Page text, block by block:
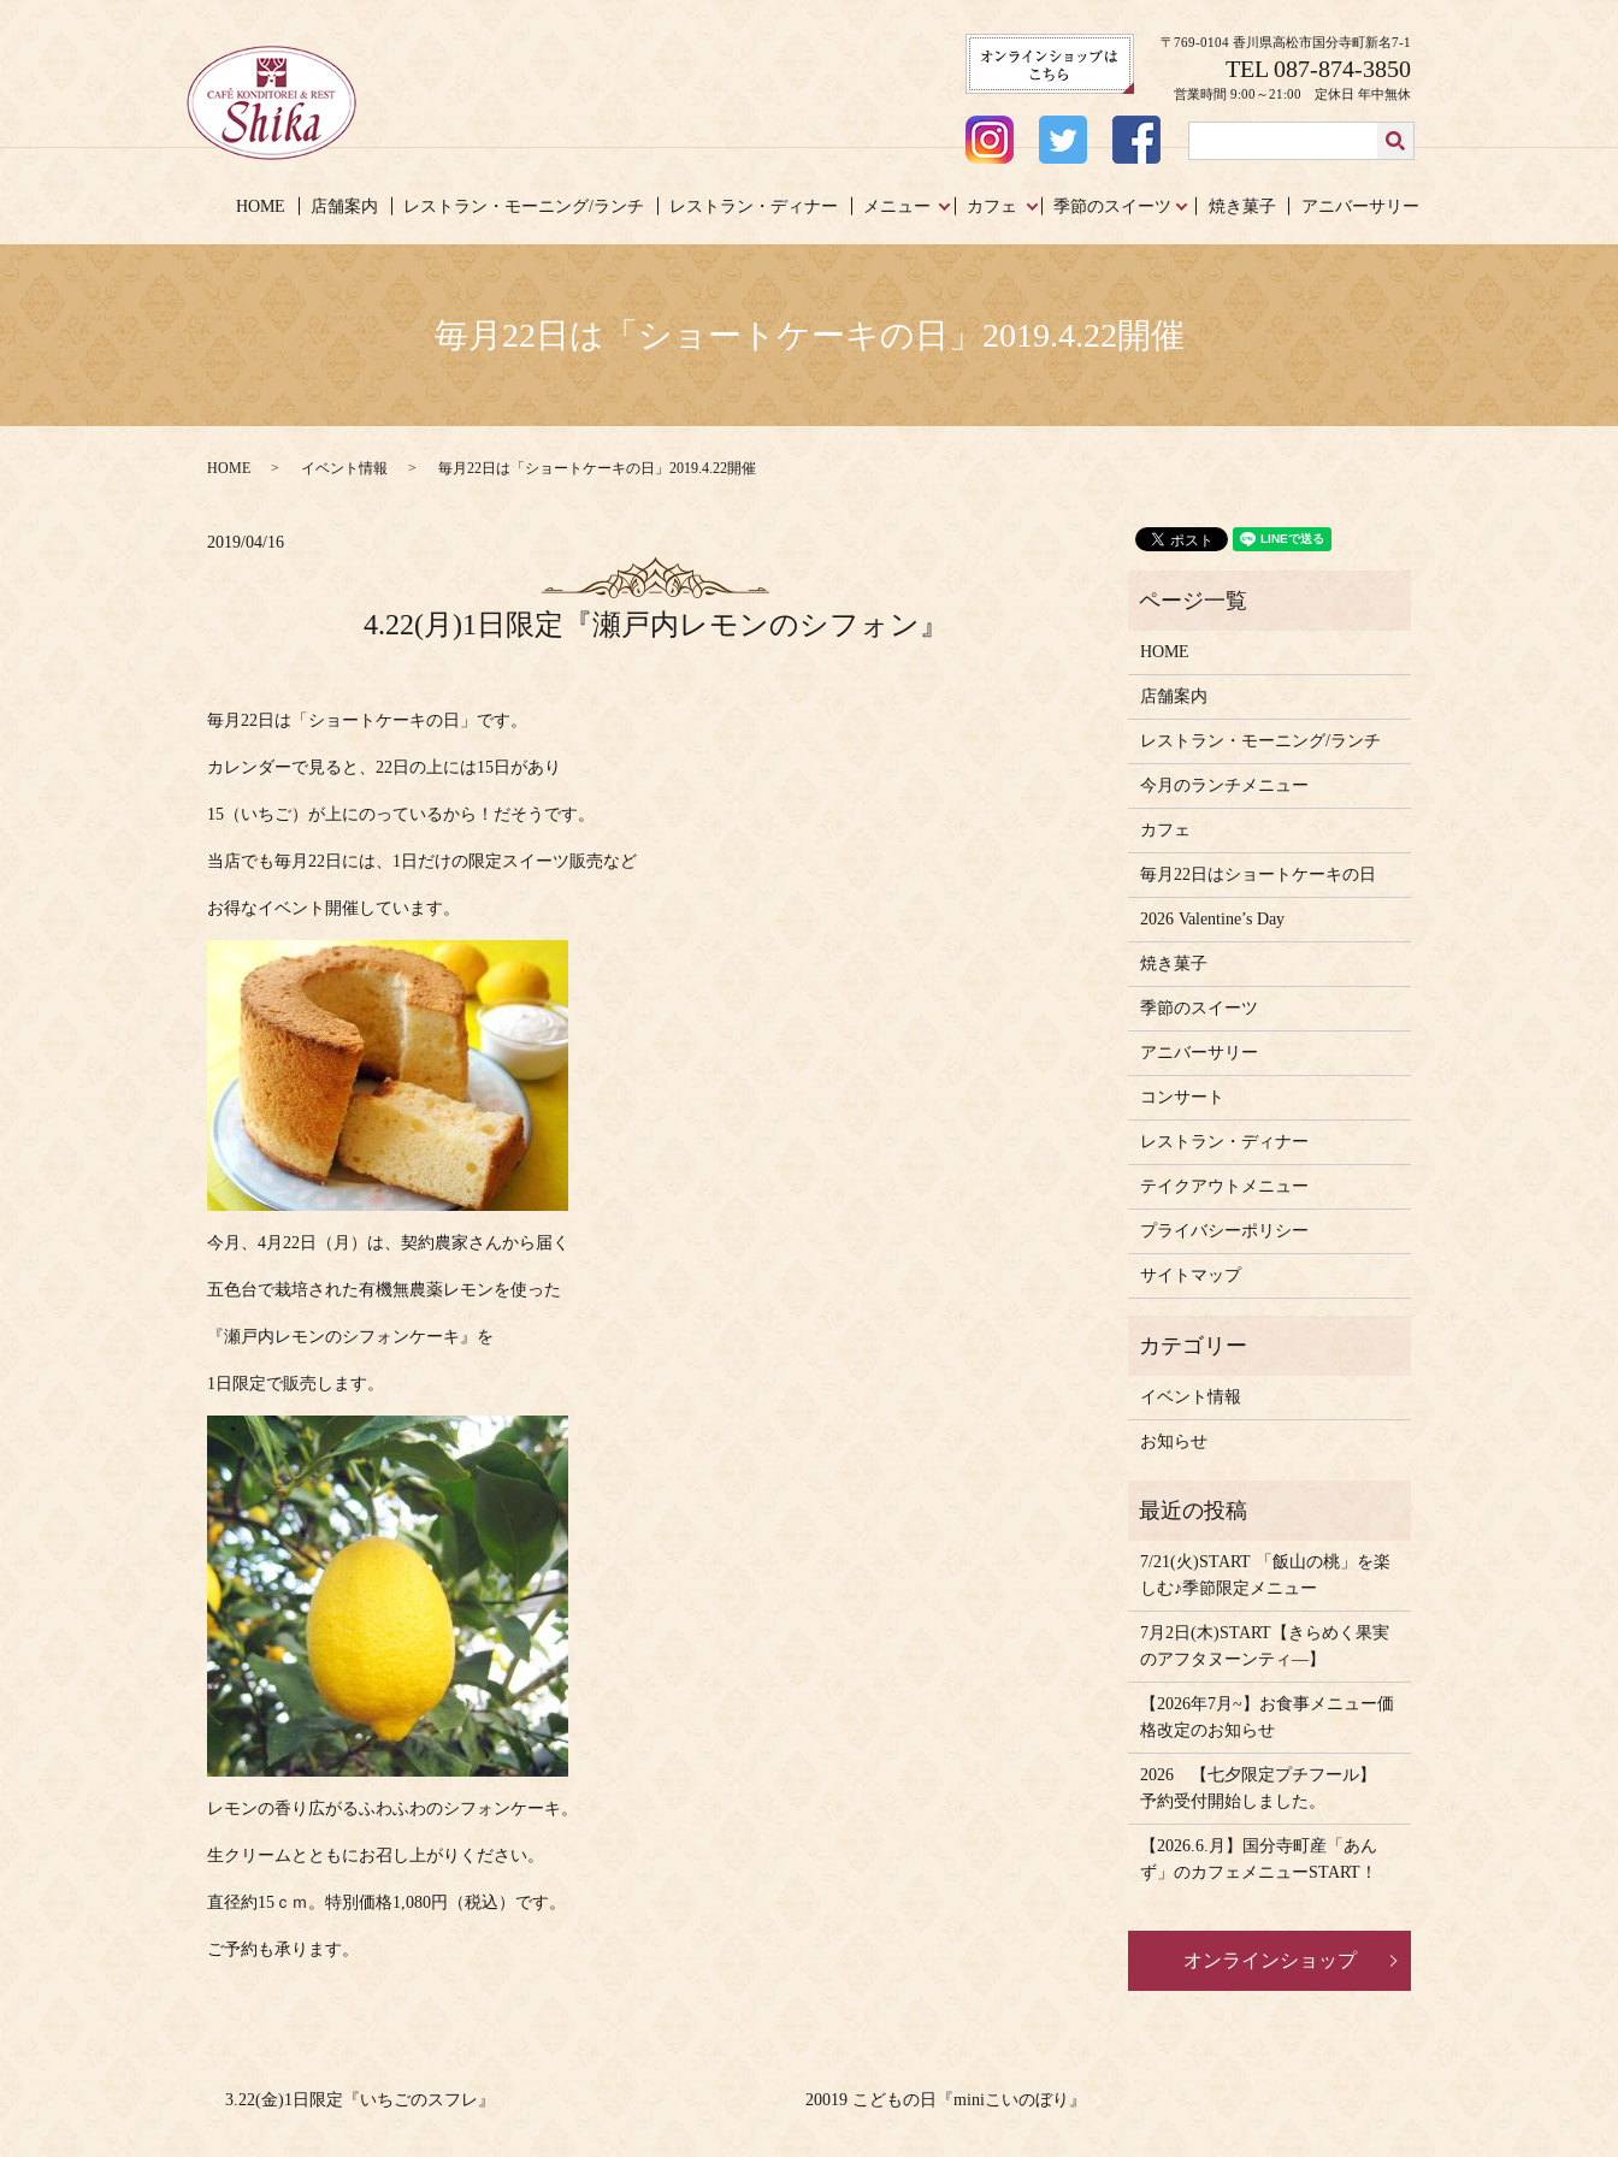
HOME 店舗案内 レストラン・モーニング/ランチ レストラン・ディナー メニュー カフェ 季節のスイーツ 焼き菓子 アニバーサリー
〒769-0104 香川県高松市国分寺町新名7-1
TEL 087-874-3850
営業時間 9:00～21:00 定休日 年中無休
毎月22日は「ショートケーキの日」2019.4.22開催
HOME イベント情報 毎月22日は「ショートケーキの日」2019.4.22開催
2019/04/16
4.22(月)1日限定『瀬戸内レモンのシフォン』
毎月22日は「ショートケーキの日」です。
カレンダーで見ると、22日の上には15日があり
15（いちご）が上にのっているから！だそうです。
当店でも毎月22日には、1日だけの限定スイーツ販売など
お得なイベント開催しています。
今月、4月22日（月）は、契約農家さんから届く
五色台で栽培された有機無農薬レモンを使った
『瀬戸内レモンのシフォンケーキ』を
1日限定で販売します。
レモンの香り広がるふわふわのシフォンケーキ。
生クリームとともにお召し上がりください。
直径約15ｃｍ。特別価格1,080円（税込）です。
ご予約も承ります。
3.22(金)1日限定『いちごのスフレ』 20019 こどもの日『miniこいのぼり』
HOME
店舗案内
レストラン・モーニング/ランチ
今月のランチメニュー
カフェ
毎月22日はショートケーキの日
2026 Valentine’s Day
焼き菓子
季節のスイーツ
アニバーサリー
コンサート
レストラン・ディナー
テイクアウトメニュー
プライバシーポリシー
サイトマップ
イベント情報
お知らせ
7/21(火)START 「飯山の桃」を楽
しむ♪季節限定メニュー
7月2日(木)START【きらめく果実
のアフタヌーンティ―】
【2026年7月~】お食事メニュー価
格改定のお知らせ
2026 【七夕限定プチフール】
予約受付開始しました。
【2026.6.月】国分寺町産「あん
ず」のカフェメニューSTART！
オンラインショップ